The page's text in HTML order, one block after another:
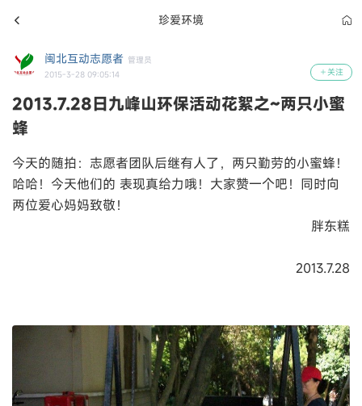
珍爱环境
闽北互动志愿者 管理员
2015-3-28 09:05:14
关注
2013.7.28日九峰山环保活动花絮之~两只小蜜
蜂
今天的随拍：志愿者团队后继有人了，两只勤劳的小蜜蜂！
哈哈！今天他们的 表现真给力哦！大家赞一个吧！同时向
两位爱心妈妈致敬！
胖东糕
2013.7.28